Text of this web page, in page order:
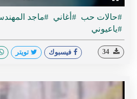
#حالات حب #أغاني #ماجد
#ياعيوني
فيسبوك تويتر